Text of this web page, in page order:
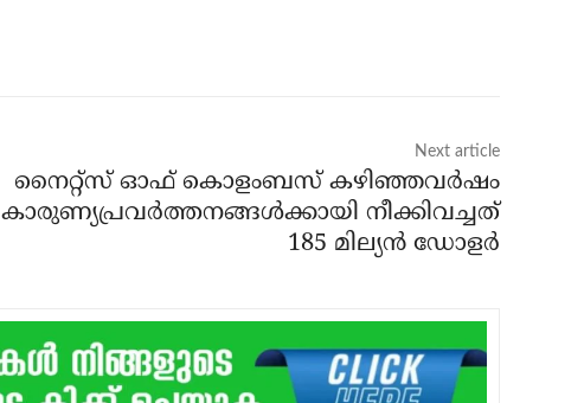
Next article
നൈറ്റ്‌സ് ഓഫ് കൊളംബസ് കഴിഞ്ഞവര്‍ഷം
കാരുണ്യപ്രവര്‍ത്തനങ്ങള്‍ക്കായി നീക്കിവച്ചത്
185 മില്യന്‍ ഡോളര്‍